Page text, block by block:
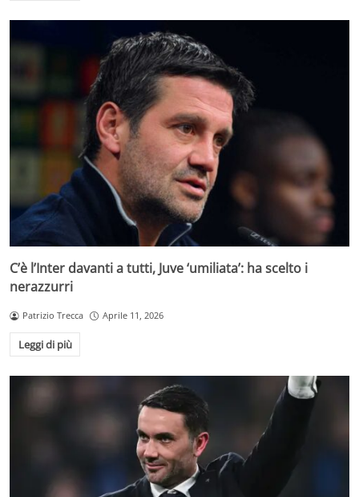
C’è l’Inter davanti a tutti, Juve ‘umiliata’: ha scelto i
nerazzurri
Patrizio Trecca Aprile 11, 2026
Leggi di più